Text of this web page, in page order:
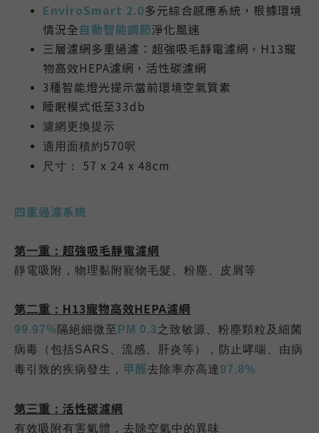
EnviroSmart 2.0多元綜合感應系統，根據環境
情況全自動智能調節淨化風速
三層濾網多重過濾：超強吸毛靜電濾網，H13寵
物高效HEPA濾網，活性碳濾網
3種智能燈光提示當前環境空氣質素
睡眠模式低至33db
濾網更換提示
適用面積約570 呎
尺寸：
57 x 24 x 48cm
四重過濾系統
第一重： 超強吸毛靜電濾網
靜電吸附，物理黏附寵物毛髮、粉塵 皮屑等
第二重： H13寵物高效HEPA濾網
99.97%隔絕細微至 PM 0.3 之致敏源、粉塵顆粒及細菌
病毒（包括SARS
、流感、肝炎等），防止哮喘、由病
毒引致的疾病發生， 甲醛去除率亦高達 97.8%
第三重： 活性碳濾網
有效吸附有害氣體，去除空氣中的異味